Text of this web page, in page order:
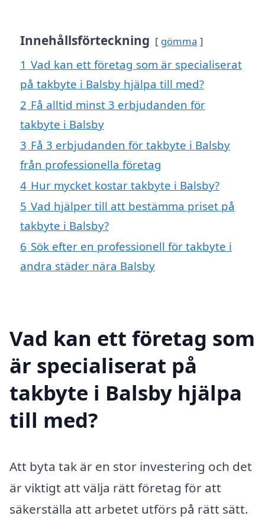
Innehållsförteckning gömma
1 Vad kan ett företag som är specialiserat
på takbyte i Balsby hjälpa till med?
2 Få alltid minst 3 erbjudanden för
takbyte i Balsby
3 Få 3 erbjudanden för takbyte i Balsby
från professionella företag
4 Hur mycket kostar takbyte i Balsby?
5 Vad hjälper till att bestämma priset på
takbyte i Balsby?
6 Sök efter en professionell för takbyte i
andra städer nära Balsby
Vad kan ett företag som
är specialiserat på
takbyte i Balsby hjälpa
till med?
Att byta tak är en stor investering och det
är viktigt att välja rätt företag för att
säkerställa att arbetet utförs på rätt sätt.